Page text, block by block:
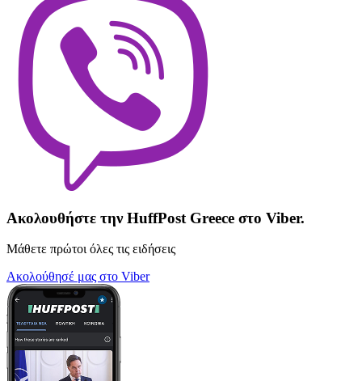
Ακολουθήστε την HuffPost Greece στο Viber.
Μάθετε πρώτοι όλες τις ειδήσεις
Ακολούθησέ μας στο Viber